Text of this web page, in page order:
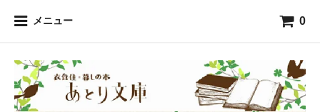
メニュー 0